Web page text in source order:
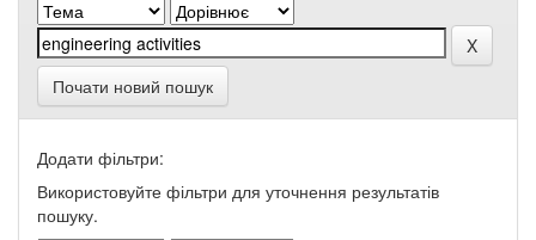
Почати новий пошук
Додати фільтри:
Використовуйте фільтри для уточнення результатів
пошуку.